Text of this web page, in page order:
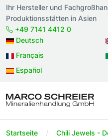
Ihr Hersteller und
Produktionsstätten in Asien
+49 7141 4412 0
Deutsch
Français
Español
Startseite
Chili Jewels -